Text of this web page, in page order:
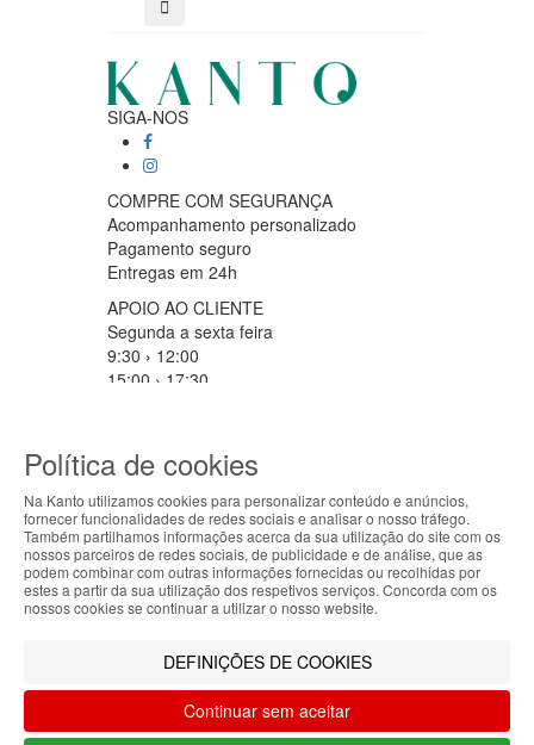
SIGA-NOS
COMPRE COM SEGURANÇA
Acompanhamento personalizado
Pagamento seguro
Entregas em 24h
APOIO AO CLIENTE
Segunda a sexta feira
9:30 › 12:00
15:00 › 17:30
MÉTODOS DE PAGAMENTO
ABOUT THE COOKIES
Kanto handles information about your visit using
cookies that improve the performance of the
website, facilitate sharing via social networks and
continuing to browse our site, you accept the use of
these cookies. For more information, see our
Privacy and Cookie Policy. You can configure your
preferences in Cookie settings.
Política de cookies
Na Kanto utilizamos cookies para personalizar conteúdo e anúncios,
fornecer funcionalidades de redes sociais e analisar o nosso tráfego.
Também partilhamos informações acerca da sua utilização do site com os
nossos parceiros de redes sociais, de publicidade e de análise, que as
podem combinar com outras informações fornecidas ou recolhidas por
estes a partir da sua utilização dos respetivos serviços. Concorda com os
nossos cookies se continuar a utilizar o nosso website.
DEFINIÇÕES DE COOKIES
Continuar sem aceitar